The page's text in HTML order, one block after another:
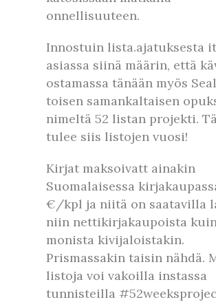
onnellisuuteen.
Innostuin lista.ajatuksesta
asiassa siinä määrin, että
ostamassa tänään myös
toisen samankaltaisen
nimeltä 52 listan projekti.
tulee siis listojen vuosi!
Kirjat maksoivatt ainakin
Suomalaisessa
€/kpl ja niitä on saatavilla
niin nettikirjakaupoista
monista kivijaloistakin.
Prismassakin taisin nähdä.
listoja voi vakoilla instassa
tunnisteilla